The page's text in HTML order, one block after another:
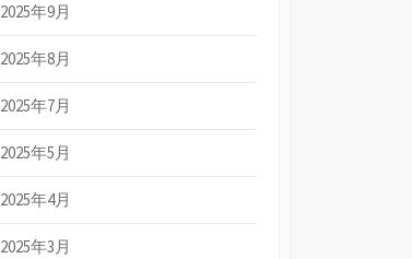
2025年9月
2025年8月
2025年7月
2025年5月
2025年4月
2025年3月